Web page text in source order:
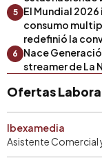
5
El Mundial
consumo
redefinió la
6
Nace
streamer de La
Ofertas
Ibexamedia
Asistente Comercial